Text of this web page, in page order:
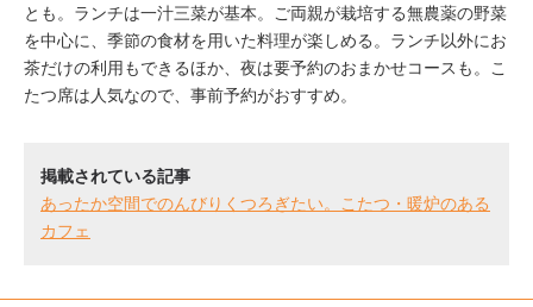
とも。ランチは一汁三菜が基本。ご両親が栽培する無農薬の野菜
を中心に、季節の食材を用いた料理が楽しめる。ランチ以外にお
茶だけの利用もできるほか、夜は要予約のおまかせコースも。こ
たつ席は人気なので、事前予約がおすすめ。
掲載されている記事
あったか空間でのんびりくつろぎたい。こたつ・暖炉のある
カフェ